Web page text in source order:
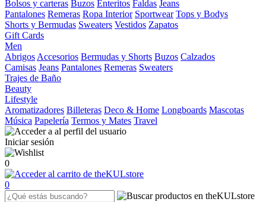
Bolsos y carteras Buzos Enteritos Faldas Jeans
Pantalones Remeras Ropa Interior Sportwear Tops y Bodys
Shorts y Bermudas Sweaters Vestidos Zapatos
Gift Cards
Men
Abrigos Accesorios Bermudas y Shorts Buzos Calzados
Camisas Jeans Pantalones Remeras Sweaters
Trajes de Baño
Beauty
Lifestyle
Aromatizadores Billeteras Deco & Home Longboards Mascotas
Música Papelería Termos y Mates Travel
Iniciar sesión
0
0